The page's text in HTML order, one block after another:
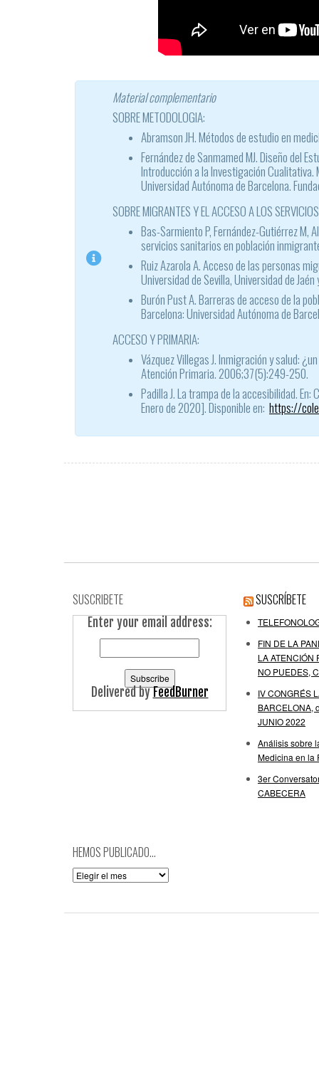
Material complementario
SOBRE METODOLOGIA:
Abramson JH. Métodos de estudio en
Fernández de Sanmamed MJ. Diseño del
Introducción a la Investigación
Universidad Autónoma de Barcelona.
SOBRE MIGRANTES Y EL ACCESO A LOS
Bas-Sarmiento P, Fernández-Gutiérrez M,
servicios sanitarios en población
Ruiz Azarola A. Acceso de las personas
Universidad de Sevilla, Universidad de
Burón Pust A. Barreras de acceso de la
Barcelona: Universidad Autónoma de
ACCESO Y PRIMARIA:
Vázquez Villegas J. Inmigración y salud:
Atención Primaria. 2006;37(5):249-250.
Padilla J. La trampa de la accesibilidad.
Enero de 2020]. Disponible en: https://
SUSCRIBETE
Enter your email address:
Delivered byFeedBurner
SUSCRÍBETE
FIN DE LA
LA ATENCIÓN
NO PUEDES,
IV CONGRÉS
BARCELONA,
JUNIO 2022
Análisis sobre
Medicina en la
3er
CABECERA
HEMOS PUBLICADO…
Hemos